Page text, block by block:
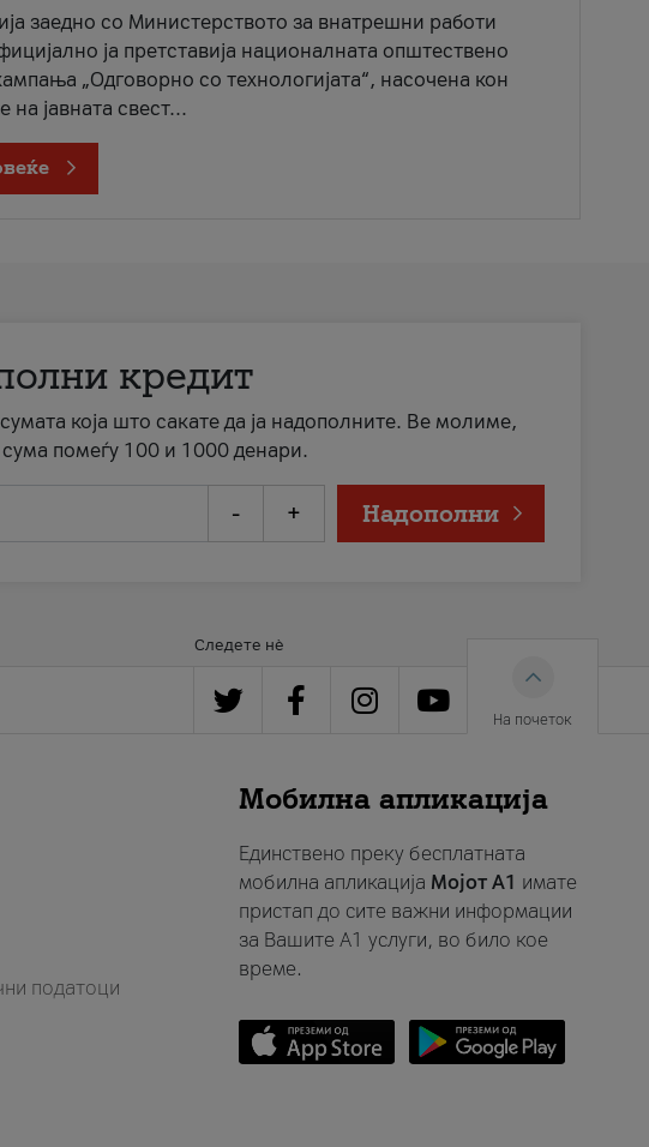
заедно со Министерството за внатрешни работи
ја претставија националната општествено
„Одговорно со технологијата“, насочена кон
на јавната свест...
кредит
сумата која што сакате да ја надополните. Ве молиме,
сума помеѓу 100 и 1000 денари.
- + Надополни
Следете нè
На почеток
податоци
Мобилна апликација
Единствено преку бесплатната
мобилна апликација Мојот A1 имате
пристап до сите важни информации
за Вашите A1 услуги, во било кое
време.